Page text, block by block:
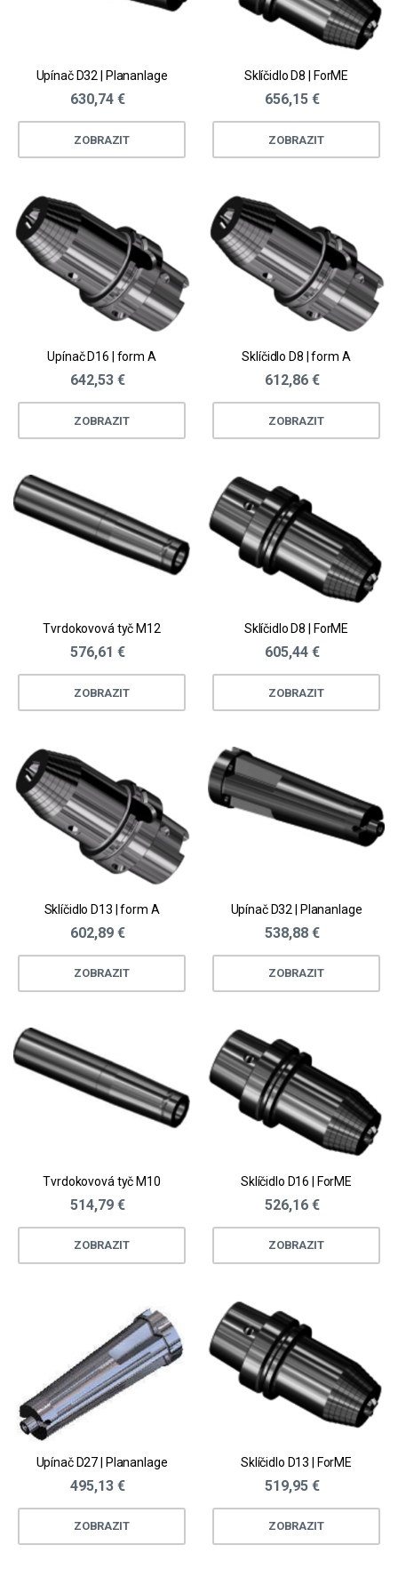
Upínač D32 | Plananlage
630,74 €
ZOBRAZIT
Sklíčidlo D8 | ForME
656,15 €
ZOBRAZIT
Upínač D16 | form A
642,53 €
ZOBRAZIT
Sklíčidlo D8 | form A
612,86 €
ZOBRAZIT
Tvrdokovová tyč M12
576,61 €
ZOBRAZIT
Sklíčidlo D8 | ForME
605,44 €
ZOBRAZIT
Sklíčidlo D13 | form A
602,89 €
ZOBRAZIT
Upínač D32 | Plananlage
538,88 €
ZOBRAZIT
Tvrdokovová tyč M10
514,79 €
ZOBRAZIT
Sklíčidlo D16 | ForME
526,16 €
ZOBRAZIT
Upínač D27 | Plananlage
495,13 €
ZOBRAZIT
Sklíčidlo D13 | ForME
519,95 €
ZOBRAZIT